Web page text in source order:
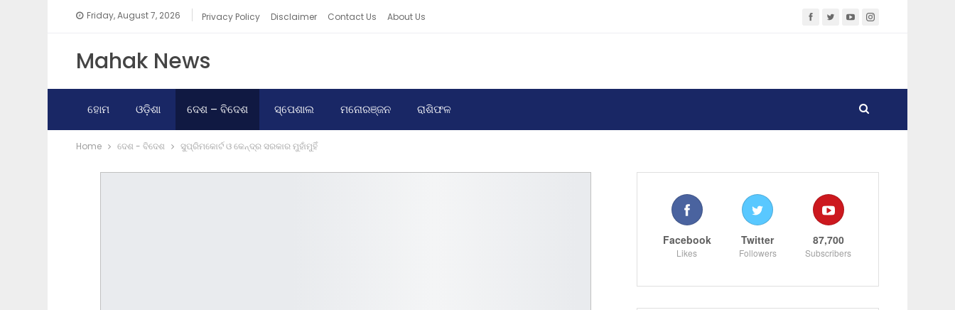
Friday, August 7, 2026 Privacy Policy Disclaimer Contact Us About Us
Mahak News
ହୋମ ଓଡ଼ିଶା ଦେଶ – ବିଦେଶ ସ୍ପେଶାଲ ମନୋରଞ୍ଜନ ରାଶିଫଳ
Home ଦେଶ - ବିଦେଶ ସୁପ୍ରିମକୋର୍ଟ ଓ କେନ୍ଦ୍ର ସରକାର ମୁହାଁମୁହିଁ
Facebook
Likes
Twitter
Followers
87,700
Subscribers